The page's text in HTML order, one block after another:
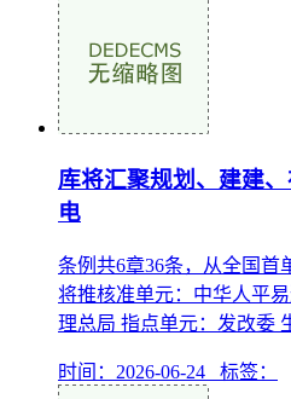
库将汇聚规划、建建
电
条例共6章36条，从全国首
将推核准单元：中华人平
理总局 指点单元：发改委
时间：2026-06-24 标签：